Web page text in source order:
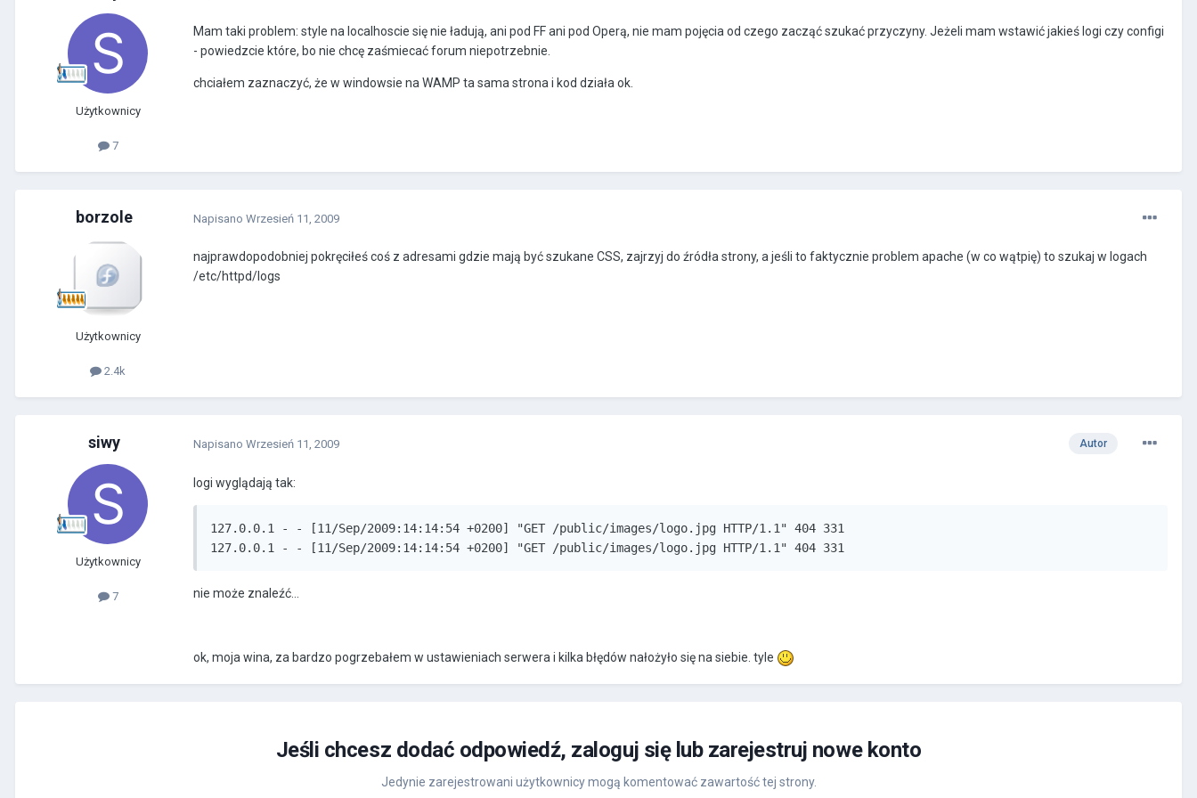
Użytkownicy
7
Mam taki problem: style na localhoscie się nie ładują, ani pod FF ani pod Operą, nie mam pojęcia od czego zacząć szukać przyczyny. Jeżeli mam wstawić jakieś logi czy configi
- powiedzcie które, bo nie chcę zaśmiecać forum niepotrzebnie.
chciałem zaznaczyć, że w windowsie na WAMP ta sama strona i kod działa ok.
borzole
Użytkownicy
2.4k
Napisano Wrzesień 11, 2009
najprawdopodobniej pokręciłeś coś z adresami gdzie mają być szukane CSS, zajrzyj do źródła strony, a jeśli to faktycznie problem apache (w co wątpię) to szukaj w logach
/etc/httpd/logs
siwy
Użytkownicy
7
Autor
Napisano Wrzesień 11, 2009
logi wyglądają tak:
127.0.0.1 - - [11/Sep/2009:14:14:54 +0200] "GET /public/images/logo.jpg HTTP/1.1" 404 331
127.0.0.1 - - [11/Sep/2009:14:14:54 +0200] "GET /public/images/logo.jpg HTTP/1.1" 404 331
nie może znaleźć...
ok, moja wina, za bardzo pogrzebałem w ustawieniach serwera i kilka błędów nałożyło się na siebie. tyle
Jeśli chcesz dodać odpowiedź, zaloguj się lub zarejestruj nowe konto
Jedynie zarejestrowani użytkownicy mogą komentować zawartość tej strony.